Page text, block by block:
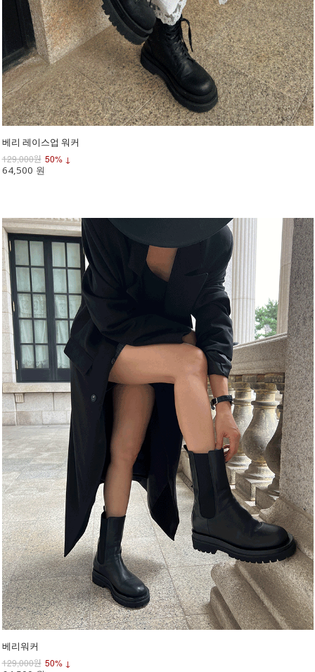
베리 레이스업 워커
129,000원 50% ↓
64,500 원
베리워커
129,000원 50% ↓